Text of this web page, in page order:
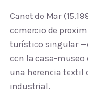
Canet de Mar
comercio de
turístico singular
con la casa-museo
una herencia textil
industrial.